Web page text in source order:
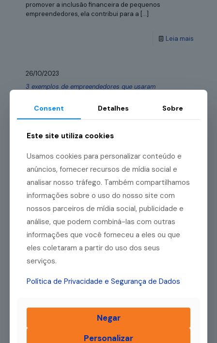
promover a inclusão financeira de pequenos
empreendedores, ela contribui para a […]
Leia mais
26/10/2023
3 exemplos de empreendedores que usaram
Uma das principais dificuldades para muitos
empreendedores — especialmente para aqueles de
Esse fator pode colocar[…]
Leia mais
20/09/2023
Crédito para empreendedor: como você pode usar o
microcrédito para alavancar seu negócio?
Para uma empresa dar certo é preciso muito mais do
que apenas uma ideia e trabalho. Afinal, ter dinheiro
para investimentos e capital de giro
Leia mais
O que é microcrédito e como ele pode ajudar minha
Consent Detalhes Sobre
Este site utiliza cookies
Usamos cookies para personalizar conteúdo e
anúncios, fornecer recursos de mídia social e
analisar nosso tráfego. Também compartilhamos
informações sobre o uso do nosso site com
nossos parceiros de mídia social, publicidade e
análise, que podem combiná-las com outras
informações que você forneceu a eles ou que
eles coletaram a partir do uso dos seus
serviços.
Política de Privacidade e Segurança de Dados
Negar
Personalizar